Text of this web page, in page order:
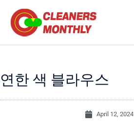
content
연한 색 블라우스
April 12, 2024